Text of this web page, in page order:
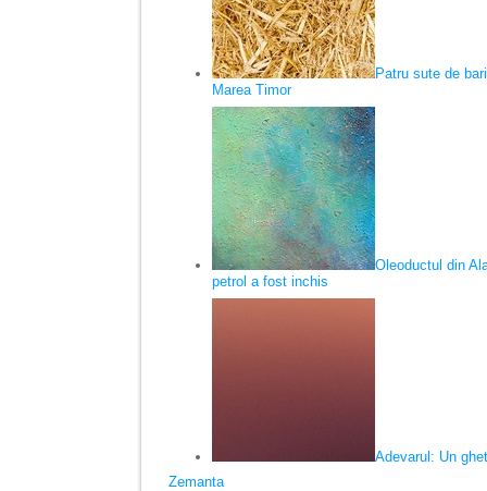
Patru sute de
Marea Timor
Oleoductul din
petrol a fost inchis
Adevarul: Un
Zemanta